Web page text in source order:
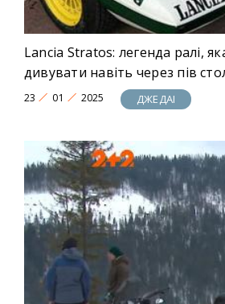
Lancia Stratos: легенда ралі,
дивувати навіть через пів
23 01 2025 ДЖЕДАІ